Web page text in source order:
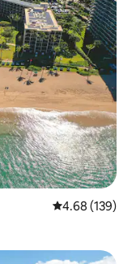
औसत रेटिंग 5 में से
4.68 (139)